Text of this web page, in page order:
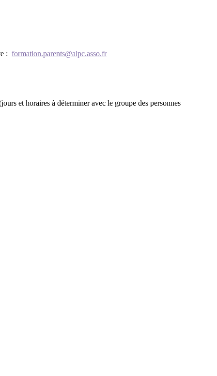
: formation.parents@alpc.asso.fr
et horaires à déterminer avec le groupe des personnes